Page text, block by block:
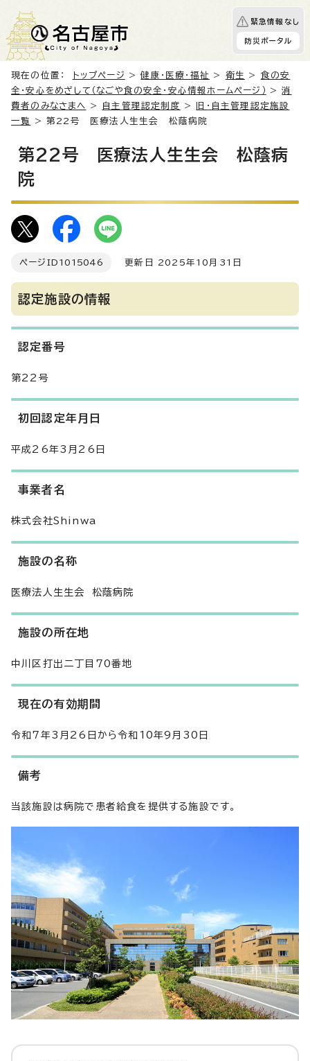
緊急情報なし
防災ポータル
現在の位置： トップページ >健康・医療・福祉 > 衛生 > 食の安
全・安心をめざして（なごや食の安全・安心情報ホームページ）
>消
費者のみなさまへ
> 自主管理認定制度 >
旧・自主管理認定施設
一覧
> 第22号 医療法人生生会 松蔭病院
第22号 医療法人生生会 松蔭病
院
ページID 1015046 更新日 2025年10月31日
認定施設の情報
認定番号
第22号
初回認定年月日
平成26年3月26日
事業者名
株式会社Shinwa
施設の名称
医療法人生生会 松蔭病院
施設の所在地
中川区打出二丁目70番地
現在の有効期間
令和7年3月26日から令和10年9月30日
備考
当該施設は病院で患者給食を提供する施設です。